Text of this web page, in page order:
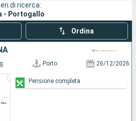
Ricerca
di ricerca:
- Portogallo
Ordina
Porto 26/12/2026
Pensione completa